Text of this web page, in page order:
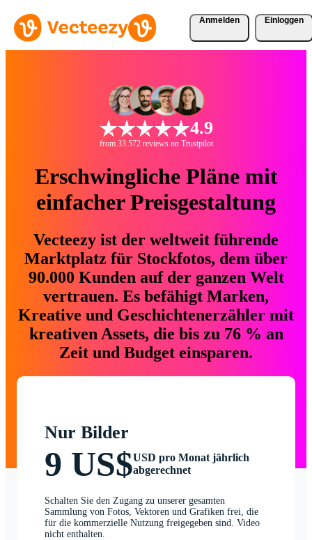
Anmelden Einloggen
4.9
from 33.572 reviews on Trustpilot
Erschwingliche Pläne mit
einfacher Preisgestaltung
Vecteezy ist der weltweit führende
Marktplatz für Stockfotos, dem über
90.000 Kunden auf der ganzen Welt
vertrauen. Es befähigt Marken,
Kreative und Geschichtenerzähler mit
kreativen Assets, die bis zu 76 % an
Zeit und Budget einsparen.
Nur Bilder
9 US$USD pro Monat jährlich
abgerechnet
Schalten Sie den Zugang zu unserer gesamten
Sammlung von Fotos, Vektoren und Grafiken frei, die
für die kommerzielle Nutzung freigegeben sind. Video
nicht enthalten.